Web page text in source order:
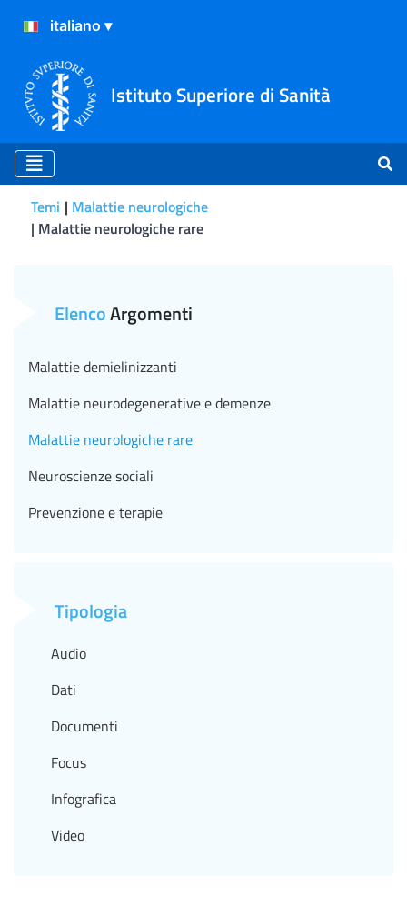
Istituto Superiore di Sanità
Temi
Malattie neurologiche
Malattie neurologiche rare
ElencoArgomenti
Malattie demielinizzanti
Malattie neurodegenerative e demenze
Malattie neurologiche rare
Neuroscienze sociali
Prevenzione e terapie
Tipologia
Audio
Dati
Documenti
Focus
Infografica
Video